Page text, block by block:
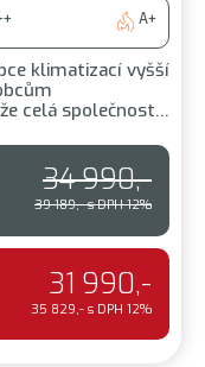
A+
klimatizací vyšší
celá společnost…
34 990,-
39 189,- s DPH 12%
31 990,-
35 829,- s DPH 12%